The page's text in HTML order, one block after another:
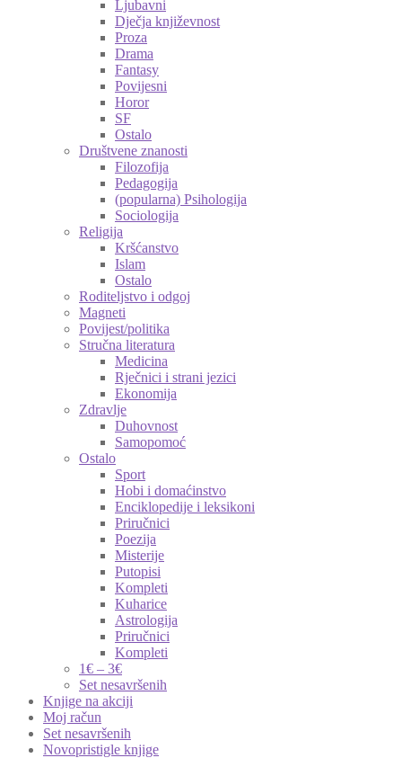
Ljubavni
Dječja književnost
Proza
Drama
Fantasy
Povijesni
Horor
SF
Ostalo
Društvene znanosti
Filozofija
Pedagogija
(popularna) Psihologija
Sociologija
Religija
Kršćanstvo
Islam
Ostalo
Roditeljstvo i odgoj
Magneti
Povijest/politika
Stručna literatura
Medicina
Rječnici i strani jezici
Ekonomija
Zdravlje
Duhovnost
Samopomoć
Ostalo
Sport
Hobi i domaćinstvo
Enciklopedije i leksikoni
Priručnici
Poezija
Misterije
Putopisi
Kompleti
Kuharice
Astrologija
Priručnici
Kompleti
1€ – 3€
Set nesavršenih
Knjige na akciji
Moj račun
Set nesavršenih
Novopristigle knjige